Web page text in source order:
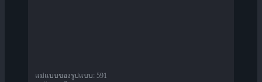
แม่แบบของรูปแบบ: 591